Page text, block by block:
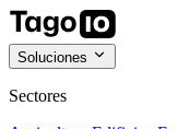
Soluciones
Sectores